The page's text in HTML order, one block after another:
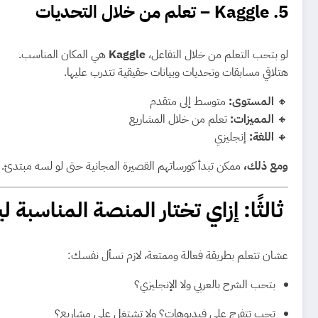
5. Kaggle – تعلم من خلال التحديات
لو بتحب التعلم من خلال التفاعل، Kaggle هي المكان المناسب.
هتلاقي مسابقات وتحديات وبيانات حقيقية تتدرب عليها.
🔸 المستوى: متوسط إلى متقدم
🔸 المميزات: تعلم من خلال المشاريع
🔸 اللغة: إنجليزي
ومع ذلك، ممكن تبدأ كورساتهم القصيرة المجانية حتى لو لسه مبتدئ.
ثالثًا: إزاي تختار المنصة المناسبة
عشان تتعلم بطريقة فعالة وممتعة، لازم تسأل نفسك:
بتحب الشرح بالعربي ولا الإنجليزي؟
تحب تتفرج على فيديوهات؟ ولا تشتغل على مشاريع؟